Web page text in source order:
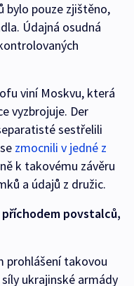
bylo pouze zjištěno,
Údajná osudná
viní Moskvu, která
vyzbrojuje. Der
sestřelili
zmocnili v jedné z
k takovému závěru
a údajů z družic.
povstalců,
prohlášení takovou
ukrajinské armády